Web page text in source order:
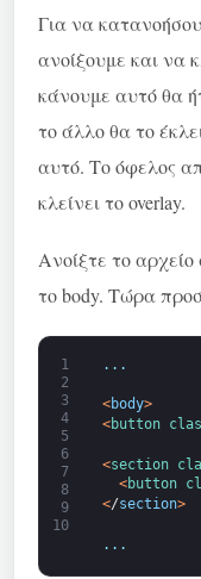
Για να
ανοίξουμε και να
κάνουμε αυτό θα
το άλλο θα το
αυτό. Το όφελος
κλείνει το overlay.
Ανοίξτε το αρχείο
το body. Τώρα
1
2
3
4
5
6
7
8
9
10
. . .
<body>
<button
<section
<button
</section>
. . .